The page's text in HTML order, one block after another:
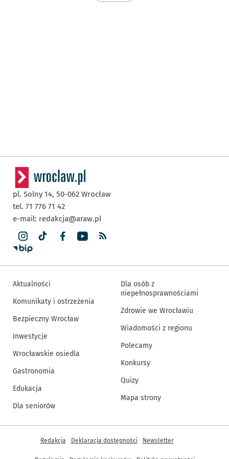
pl. Solny 14, 50-062 Wrocław
tel. 71 776 71 42
e-mail: redakcja@araw.pl
Aktualności
Komunikaty i ostrzeżenia
Bezpieczny Wrocław
Inwestycje
Wrocławskie osiedla
Gastronomia
Edukacja
Dla seniorów
Dla osób z
niepełnosprawnościami
Zdrowie we Wrocławiu
Wiadomości z regionu
Polecamy
Konkursy
Quizy
Mapa strony
Inne informacje
Redakcja Deklaracja dostępności Newsletter